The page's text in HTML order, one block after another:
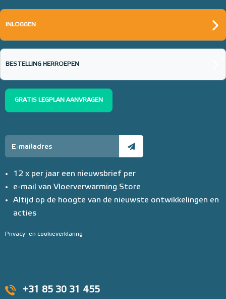
+31 85 30 31 455
INLOGGEN
BESTELLING HERROEPEN
GRATIS LEGPLAN AANVRAGEN
12 x per jaar een nieuwsbrief per
e-mail van Vloerverwarming Store
Altijd op de hoogte van de nieuwste ontwikkelingen en
acties
Privacy- en cookieverklaring